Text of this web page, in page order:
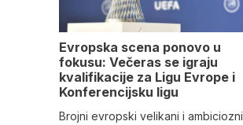
Evropska scena ponovo u
fokusu: Večeras se igraju
kvalifikacije za Ligu Evrope i
Konferencijsku ligu
Brojni evropski velikani i ambiciozni